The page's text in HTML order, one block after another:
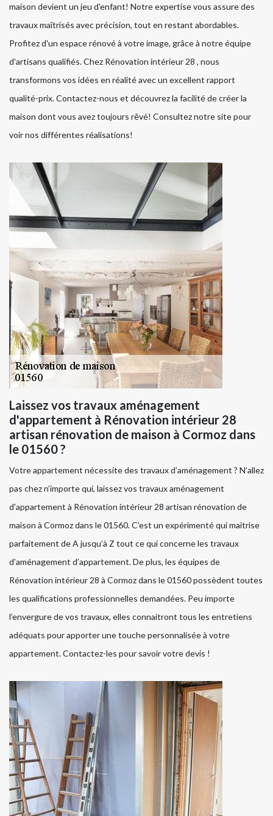
maison devient un jeu d'enfant! Notre expertise vous assure des
travaux maîtrisés avec précision, tout en restant abordables.
Profitez d'un espace rénové à votre image, grâce à notre équipe
d'artisans qualifiés. Chez Rénovation intérieur 28 , nous
transformons vos idées en réalité avec un excellent rapport
qualité-prix. Contactez-nous et découvrez la facilité de créer la
maison dont vous avez toujours rêvé! Consultez notre site pour
voir nos différentes réalisations!
Laissez vos travaux aménagement
d'appartement à Rénovation intérieur 28
artisan rénovation de maison à Cormoz dans
le 01560 ?
Votre appartement nécessite des travaux d’aménagement ? N’allez
pas chez n’importe qui, laissez vos travaux aménagement
d'appartement à Rénovation intérieur 28 artisan rénovation de
maison à Cormoz dans le 01560. C’est un expérimenté qui maitrise
parfaitement de A jusqu’à Z tout ce qui concerne les travaux
d’aménagement d’appartement. De plus, les équipes de
Rénovation intérieur 28 à Cormoz dans le 01560 possèdent toutes
les qualifications professionnelles demandées. Peu importe
l’envergure de vos travaux, elles connaitront tous les entretiens
adéquats pour apporter une touche personnalisée à votre
appartement. Contactez-les pour savoir votre devis !